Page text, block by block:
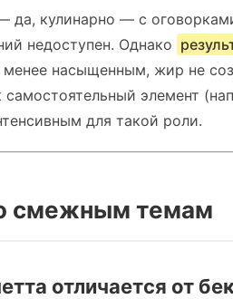
да, кулинарно — с
недоступен. Однако
насыщенным, жир не
самостоятельный элемент
для такой роли.
смежным темам
отличается от